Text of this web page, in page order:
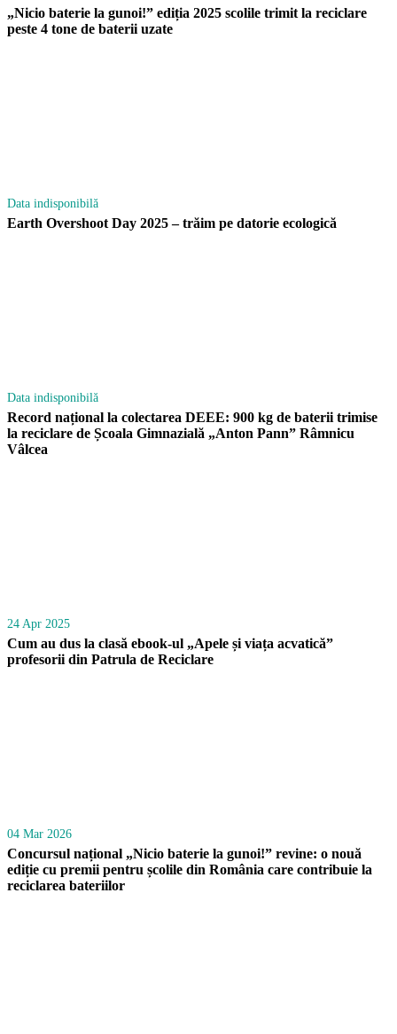
„Nicio baterie la gunoi!” ediția 2025 scolile trimit la reciclare
peste 4 tone de baterii uzate
Data indisponibilă
Earth Overshoot Day 2025 – trăim pe datorie ecologică
Data indisponibilă
Record național la colectarea DEEE: 900 kg de baterii trimise
la reciclare de Școala Gimnazială „Anton Pann” Râmnicu
Vâlcea
24 Apr 2025
Cum au dus la clasă ebook-ul „Apele și viața acvatică”
profesorii din Patrula de Reciclare
04 Mar 2026
Concursul național „Nicio baterie la gunoi!” revine: o nouă
ediție cu premii pentru școlile din România care contribuie la
reciclarea bateriilor